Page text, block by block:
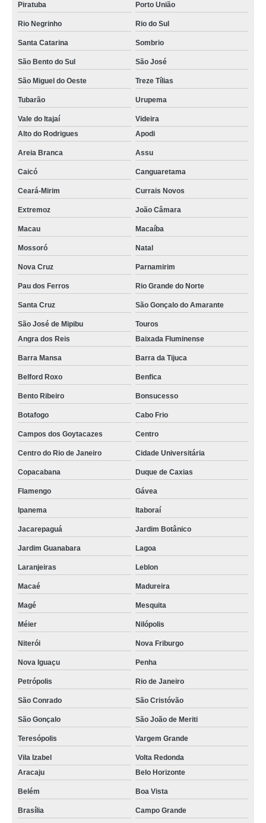
Piratuba Porto União
Rio Negrinho Rio do Sul
Santa Catarina Sombrio
São Bento do Sul São José
São Miguel do Oeste Treze Tílias
Tubarão Urupema
Vale do Itajaí
Videira
Alto do Rodrigues
Apodi
Areia Branca Assu
Caicó Canguaretama
Ceará-Mirim Currais Novos
Extremoz João Câmara
Macau Macaíba
Mossoró Natal
Nova Cruz Parnamirim
Pau dos Ferros Rio Grande do Norte
Santa Cruz São Gonçalo do Amarante
São José de Mipibu
Touros
Angra dos Reis
Baixada Fluminense
Barra Mansa Barra da Tijuca
Belford Roxo Benfica
Bento Ribeiro Bonsucesso
Botafogo Cabo Frio
Campos dos Goytacazes Centro
Centro do Rio de Janeiro Cidade Universitária
Copacabana Duque de Caxias
Flamengo Gávea
Ipanema Itaboraí
Jacarepaguá Jardim Botânico
Jardim Guanabara Lagoa
Laranjeiras Leblon
Macaé Madureira
Magé Mesquita
Méier Nilópolis
Niterói Nova Friburgo
Nova Iguaçu Penha
Petrópolis Rio de Janeiro
São Conrado São Cristóvão
São Gonçalo São João de Meriti
Teresópolis Vargem Grande
Vila Izabel
Volta Redonda
Aracaju
Belo Horizonte
Belém Boa Vista
Brasília Campo Grande